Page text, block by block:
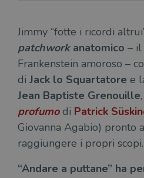
Jimmy “fotte i ricordi
patchworkanatomico –
Frankenstein amoroso –
di Jack lo Squartatore e
Jean Baptiste Grenouille
profumodi Patrick
Giovanna Agabio) pronto
raggiungere i propri scopi.
“Andare a puttane” ha